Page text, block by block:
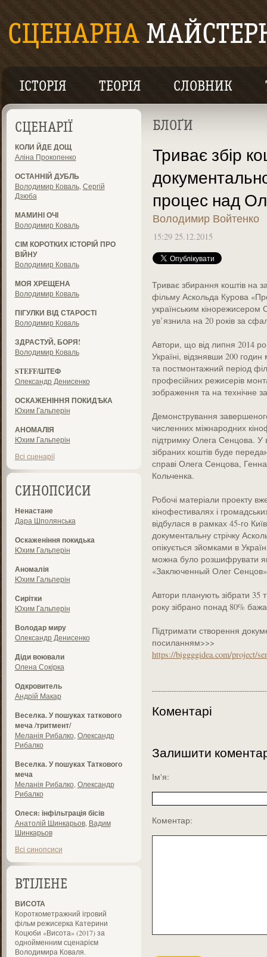
ІСТОРІЯ ТЕОРІЯ СЛОВНИК
СЦЕНАРІЇ
КОЛИ ЙДЕ ДОЩ
Аліна Прокопенко
ОСТАННІЙ ДУБЛЬ
Володимир Коваль, Сергій
Дзюба
МАМИНІ ОЧІ
Володимир Коваль
СІМ КОРОТКИХ ІСТОРІЙ ПРО
ВІЙНУ
Володимир Коваль
МОЯ ХРЕЩЕНА
Володимир Коваль
ПІГУЛКИ ВІД СТАРОСТІ
Володимир Коваль
ЗДРАСТУЙ, БОРЯ!
Володимир Коваль
STEFF/ШТЕФ
Олександр Денисенко
ОСКАЖЕНІННЯ ПОКИДѢКА
Юхим Гальперін
АНОМАЛІЯ
Юхим Гальперін
Всі сценарії
СИНОПСИСИ
Ненастане
Дара Шполянська
Оскаженіння покидька
Юхим Гальперін
Аномалія
Юхим Гальперін
Сирітки
Юхим Гальперін
Володар миру
Олександр Денисенко
Діди воювали
Олена Сокірка
Одкровитель
Андрій Макар
Веселка. У пошуках таткового
меча /тритмент/
Меланія Рибалко Олександр
Рибалко
Веселка. У пошуках Таткового
меча
Меланія Рибалко Олександр
Рибалко
Олеся: інфільтрація бісів
Анатолій Шинкарьов, Вадим
Шинкарьов
Всі синопсиси
ВТІЛЕНЕ
ВИСОТА
Короткометражний ігровий
фільм режисерка Катерини
Коцюби «Висота» (2017) за
однойменним сценарієм
Володимира Коваля.
БЛОҐИ
Триває збір
процес над
Володимир Войтенко
15:29 25.12.2015
Триває збирання коштів на
фільму Аскольда Курова
українським
ув’язнила на 20 років за
Автори, що від липня 2014
Україні, відзнявши 200
та постмонтажний період
професійних режисерів
зображення та на технічне
Демонстрування
численних міжнародних
підтримку Олега Сенцова. У
зібраних коштів буде
справі Олега Сенцова,
Кольченка.
Робочі матеріали проекту
кінофестивалях і
відбулася в рамках 45-го
документальну стрічку
опікується зйомками в
можна було розшифрувати
«Заключенный Олег
Автори планують зібрати 35
року зібрано понад 80%
Підтримати створення
посиланням>>>
https://biggggidea.com/project/
Коментарі
Залишити
Ім'я:
Коментар: